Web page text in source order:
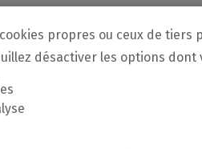
source Langue
propres ou ceux de
désactiver les options dont